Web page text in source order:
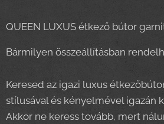
QUEEN LUXUS étkező bútor
Bármilyen összeállításban
Keresed az igazi luxus
stílusával és kényelmével igazán
Akkor ne keress tovább, mert